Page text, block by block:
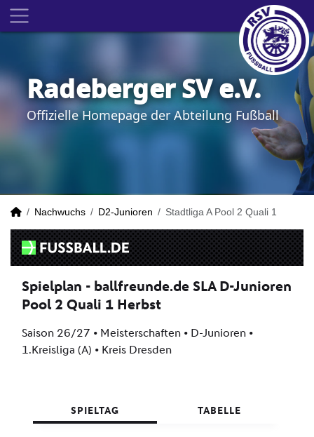
Radeberger SV e.V.
Offizielle Homepage der Abteilung Fußball
Nachwuchs D2-Junioren Stadtliga A Pool 2 Quali 1